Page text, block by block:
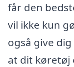
får den
vil ikke kun
også give
at dit køretøj